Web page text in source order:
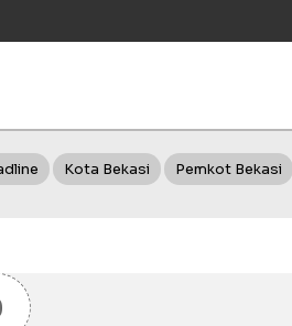
Kota Bekasi Pemkot Bekasi